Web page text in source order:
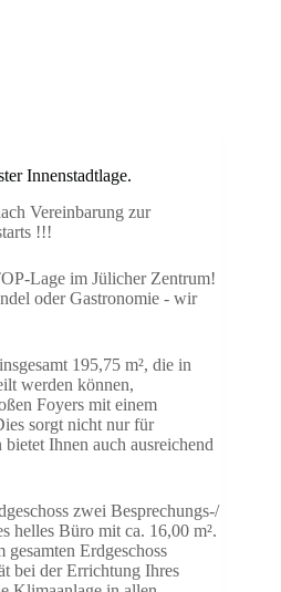
Innenstadtlage.
Vereinbarung zur
!!!
Lage im Jülicher Zentrum!
oder Gastronomie - wir
195,75 m², die in
werden können,
Foyers mit einem
sorgt nicht nur für
Ihnen auch ausreichend
zwei Besprechungs-/
helles Büro mit ca. 16,00 m².
Erdgeschoss
bei der Errichtung Ihres